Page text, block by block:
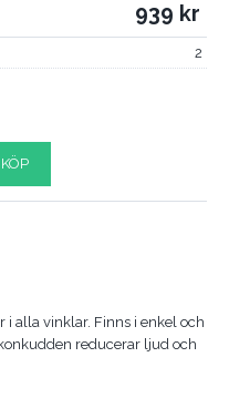
939
2
KÖP
i alla vinklar. Finns i enkel och
reducerar ljud och